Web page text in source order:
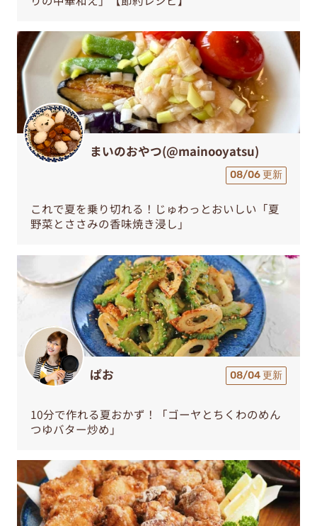
まいのおやつ(@mainooyatsu)
08/06 更新
これで夏を乗り切れる！じゅわっとおいしい「夏
野菜とささみの香味焼き浸し」
ぱお 08/04 更新
10分で作れる夏おかず！「ゴーヤとちくわのめん
つゆバター炒め」